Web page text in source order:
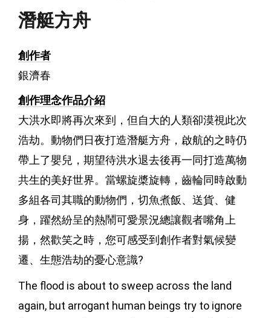
潛艇方舟
創作者
銀濟春
創作理念作品介紹
大洪水即將再次來到，但自大的人類卻漠視此次
浩劫。動物們日夜打造潛艇方舟，啟航的之時仍
帶上了嬰兒，期望待洪水退去後再一同打造萬物
共生的美好世界。當螺旋槳旋轉，齒輪同時啟動
多組各司其職的動物們，切魚煮飯、送貨、健
身，躍然紛呈的熱鬧可愛景況總讓觀者嘴角上
揚，然歡笑之時，您可感受到創作者對氣候變
遷、生態浩劫的憂心意識?
The flood is about to sweep across the land
again, but arrogant human beings try to ignore